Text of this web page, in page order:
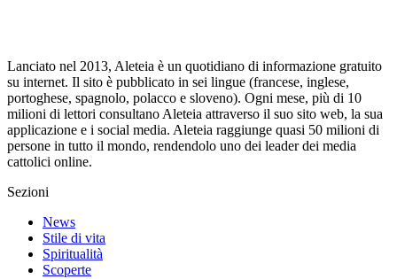
Lanciato nel 2013, Aleteia è un quotidiano di informazione gratuito
su internet. Il sito è pubblicato in sei lingue (francese, inglese,
portoghese, spagnolo, polacco e sloveno). Ogni mese, più di 10
milioni di lettori consultano Aleteia attraverso il suo sito web, la sua
applicazione e i social media. Aleteia raggiunge quasi 50 milioni di
persone in tutto il mondo, rendendolo uno dei leader dei media
cattolici online.
Sezioni
News
Stile di vita
Spiritualità
Scoperte